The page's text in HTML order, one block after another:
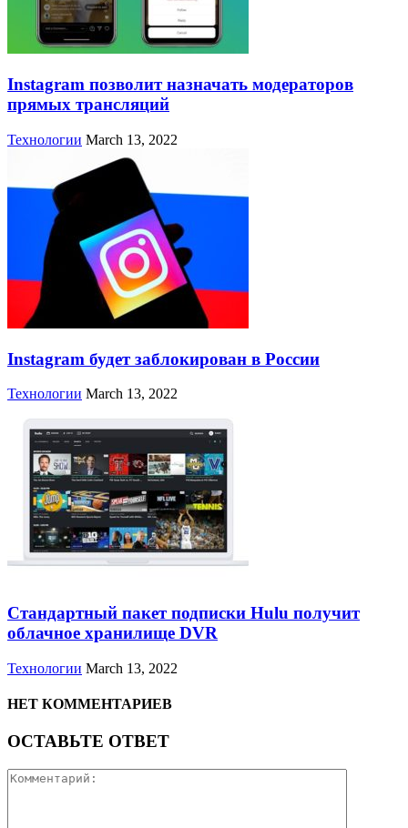
Instagram позволит назначать модераторов
прямых трансляций
Технологии March 13, 2022
Instagram будет заблокирован в России
Технологии March 13, 2022
Стандартный пакет подписки Hulu получит
облачное хранилище DVR
Технологии March 13, 2022
НЕТ КОММЕНТАРИЕВ
ОСТАВЬТЕ ОТВЕТ